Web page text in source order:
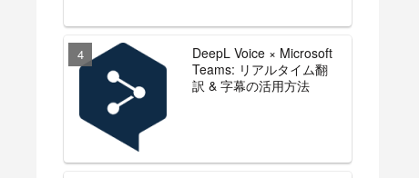
DeepL Voice × Microsoft
Teams: リアルタイム翻
訳 & 字幕の活用方法